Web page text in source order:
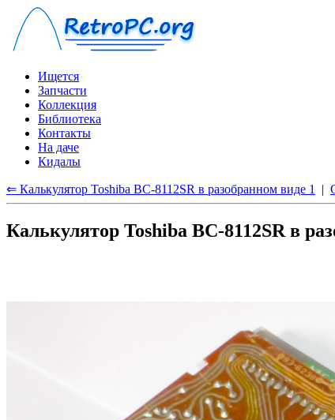
Ищется
Запчасти
Коллекция
Библиотека
Контакты
На даче
Кидалы
⇐ Калькулятор Toshiba BC-8112SR в разобранном виде 1 |
Калькулятор Toshiba BC-8112SR в